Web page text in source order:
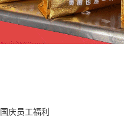
庆员工福利